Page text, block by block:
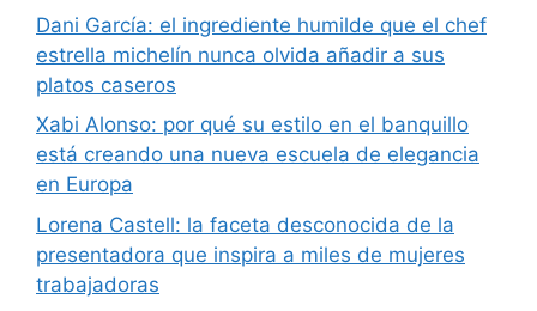
Dani García: el ingrediente humilde que el chef
estrella michelín nunca olvida añadir a sus
platos caseros
Xabi Alonso: por qué su estilo en el banquillo
está creando una nueva escuela de elegancia
en Europa
Lorena Castell: la faceta desconocida de la
presentadora que inspira a miles de mujeres
trabajadoras